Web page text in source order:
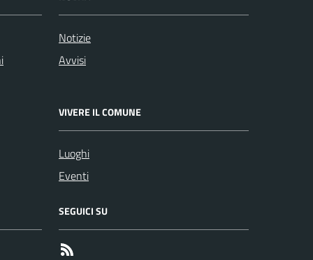
Notizie
Avvisi
VIVERE IL COMUNE
Luoghi
Eventi
SEGUICI SU